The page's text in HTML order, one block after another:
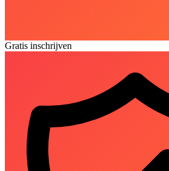
Gratis inschrijven